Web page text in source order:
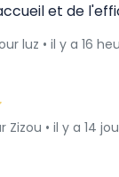
et de
luz • il y a 16
Zizou • il y a 14